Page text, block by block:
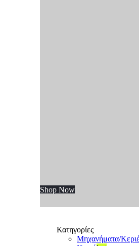
Shop Now
Κατηγορίες
Μηχανήματα/